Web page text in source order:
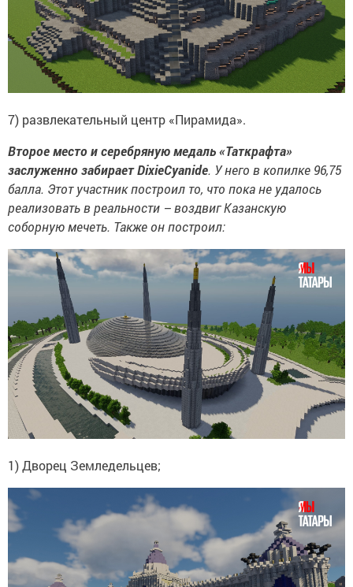
7) развлекательный центр «Пирамида».
Второе место и серебряную медаль «Таткрафта»
заслуженно забираетDixieCyanide. У него в копилке 96,75
балла. Этот участник построил то, что пока не удалось
реализовать в реальности – воздвиг Казанскую
соборную мечеть. Также он построил:
1) Дворец Земледельцев;